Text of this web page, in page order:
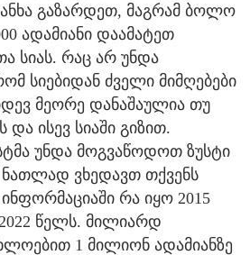
გაზარდეთ, მაგრამ ბოლო
ადამიანი დაამატეთ
სიას. რაც არ უნდა
სიებიდან ძველი მიმღებები
მეორე დანაშაულია თუ
და ისევ სიაში გიზით.
უნდა მოგვაწოდოთ ზუსტი
ნათლად ვხედავთ თქვენს
რა იყო 2015
წელს. მილიარდ
1 მილიონ ადამიანზე